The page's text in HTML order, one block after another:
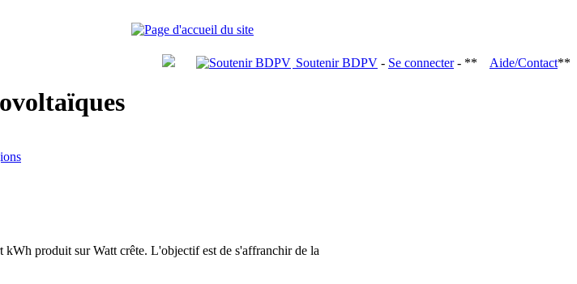
Soutenir BDPV - Se connecter- ** Aide/Contact**
kWh produit sur Watt crête. L'objectif est de s'affranchir de la